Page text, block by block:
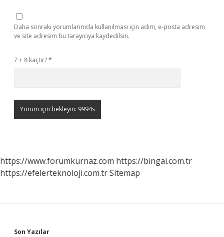
Daha sonraki yorumlarımda kullanılması için adım, e-posta adresim
ve site adresim bu tarayıcıya kaydedilsin.
7 + 8 kaçtır?*
https://www.forumkurnaz.com https://bingai.com.tr
https://efelerteknoloji.com.trSitemap
Son Yazılar